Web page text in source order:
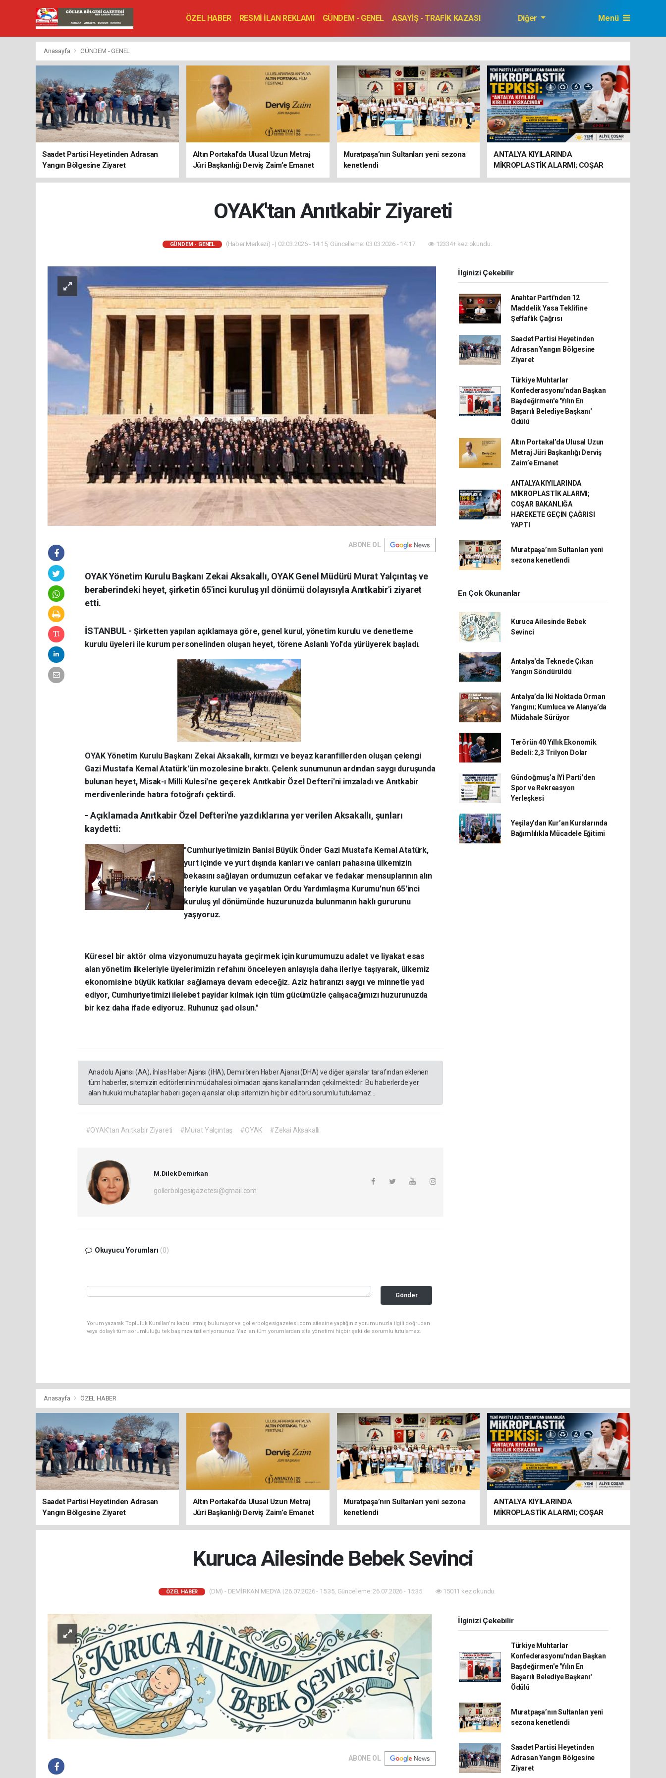
ÖZEL HABER RESMİ İLAN REKLAMI GÜNDEM - GENEL
ASAYİŞ - TRAFİK KAZASI
VEFAT EDENLER
TOPLANTI - DÜĞÜN
Diğer Menü
Anasayfa GÜNDEM - GENEL
Saadet Partisi Heyetinden Adrasan
Yangın Bölgesine Ziyaret
Altın Portakal’da Ulusal Uzun Metraj
Jüri Başkanlığı Derviş Zaim’e Emanet
Muratpaşa’nın Sultanları yeni sezona
kenetlendi
ANTALYA KIYILARINDA
MİKROPLASTİK ALARMI; COŞAR
BAKANLIĞA HAREKETE GEÇİN
OYAK'tan Anıtkabir Ziyareti
GÜNDEM - GENEL (Haber Merkezi) - | 02.03.2026 - 14:15, Güncelleme: 03.03.2026 - 14:17 12334+ kez okundu.
ABONE OL
OYAK Yönetim Kurulu Başkanı Zekai Aksakallı, OYAK Genel Müdürü Murat Yalçıntaş ve
beraberindeki heyet, şirketin 65'inci kuruluş yıl dönümü dolayısıyla Anıtkabir'i ziyaret
etti.
İSTANBUL - Şirketten yapılan açıklamaya göre, genel kurul, yönetim kurulu ve denetleme
kurulu üyeleri ile kurum personelinden oluşan heyet, törene Aslanlı Yol'da yürüyerek başladı.
OYAK Yönetim Kurulu Başkanı Zekai Aksakallı, kırmızı ve beyaz karanfillerden oluşan çelengi
Gazi Mustafa Kemal Atatürk'ün mozolesine bıraktı. Çelenk sunumunun ardından saygı duruşunda
bulunan heyet, Misak-ı Milli Kulesi'ne geçerek Anıtkabir Özel Defteri'ni imzaladı ve Anıtkabir
merdivenlerinde hatıra fotoğrafı çektirdi.
- Açıklamada Anıtkabir Özel Defteri'ne yazdıklarına yer verilen Aksakallı, şunları
kaydetti:
"Cumhuriyetimizin Banisi Büyük Önder Gazi Mustafa Kemal Atatürk,
yurt içinde ve yurt dışında kanları ve canları pahasına ülkemizin
bekasını sağlayan ordumuzun cefakar ve fedakar mensuplarının alın
teriyle kurulan ve yaşatılan Ordu Yardımlaşma Kurumu'nun 65'inci
kuruluş yıl dönümünde huzurunuzda bulunmanın haklı gururunu
yaşıyoruz.
Küresel bir aktör olma vizyonumuzu hayata geçirmek için kurumumuzu adalet ve liyakat esas
alan yönetim ilkeleriyle üyelerimizin refahını önceleyen anlayışla daha ileriye taşıyarak, ülkemiz
ekonomisine büyük katkılar sağlamaya devam edeceğiz. Aziz hatıranızı saygı ve minnetle yad
ediyor, Cumhuriyetimizi ilelebet payidar kılmak için tüm gücümüzle çalışacağımızı huzurunuzda
bir kez daha ifade ediyoruz. Ruhunuz şad olsun."
Anadolu Ajansı (AA), İhlas Haber Ajansı (İHA), Demirören Haber Ajansı (DHA) ve diğer ajanslar tarafından eklenen
tüm haberler, sitemizin editörlerinin müdahalesi olmadan ajans kanallarından çekilmektedir. Bu haberlerde yer
alan hukuki muhataplar haberi geçen ajanslar olup sitemizin hiç bir editörü sorumlu tutulamaz...
#OYAK'tan Anıtkabir Ziyareti #Murat Yalçıntaş #OYAK #Zekai Aksakallı
M.Dilek Demirkan
gollerbolgesigazetesi@gmail.com
Okuyucu Yorumları (0)
Gönder
Yorum yazarak Topluluk Kuralları’nı kabul etmiş bulunuyor ve gollerbolgesigazetesi.com sitesine yaptığınız yorumunuzla ilgili doğrudan
veya dolaylı tüm sorumluluğu tek başınıza üstleniyorsunuz. Yazılan tüm yorumlardan site yönetimi hiçbir şekilde sorumlu tutulamaz.
İlginizi Çekebilir
Anahtar Parti'nden 12
Maddelik Yasa Teklifine
Şeffaflık Çağrısı
Saadet Partisi Heyetinden
Adrasan Yangın Bölgesine
Ziyaret
Türkiye Muhtarlar
Konfederasyonu'ndan Başkan
Başdeğirmen'e 'Yılın En
Başarılı Belediye Başkanı'
Ödülü
Altın Portakal’da Ulusal Uzun
Metraj Jüri Başkanlığı Derviş
Zaim’e Emanet
ANTALYA KIYILARINDA
MİKROPLASTİK ALARMI;
COŞAR BAKANLIĞA
HAREKETE GEÇİN ÇAĞRISI
YAPTI
Muratpaşa’nın Sultanları yeni
sezona kenetlendi
En Çok Okunanlar
Kuruca Ailesinde Bebek
Sevinci
Antalya'da Teknede Çıkan
Yangın Söndürüldü
Antalya’da İki Noktada Orman
Yangını; Kumluca ve Alanya’da
Müdahale Sürüyor
Terörün 40 Yıllık Ekonomik
Bedeli: 2,3 Trilyon Dolar
Gündoğmuş’a İYİ Parti’den
Spor ve Rekreasyon
Yerleşkesi
Yeşilay’dan Kur’an Kurslarında
Bağımlılıkla Mücadele Eğitimi
Anasayfa ÖZEL HABER
Saadet Partisi Heyetinden Adrasan
Yangın Bölgesine Ziyaret
Altın Portakal’da Ulusal Uzun Metraj
Jüri Başkanlığı Derviş Zaim’e Emanet
Muratpaşa’nın Sultanları yeni sezona
kenetlendi
ANTALYA KIYILARINDA
MİKROPLASTİK ALARMI; COŞAR
BAKANLIĞA HAREKETE GEÇİN
Kuruca Ailesinde Bebek Sevinci
ÖZEL HABER (DM) - DEMİRKAN MEDYA | 26.07.2026 - 15:35, Güncelleme: 26.07.2026 - 15:35 15011 kez okundu.
ABONE OL
İlginizi Çekebilir
Türkiye Muhtarlar
Konfederasyonu'ndan Başkan
Başdeğirmen'e 'Yılın En
Başarılı Belediye Başkanı'
Ödülü
Muratpaşa’nın Sultanları yeni
sezona kenetlendi
Saadet Partisi Heyetinden
Adrasan Yangın Bölgesine
Ziyaret